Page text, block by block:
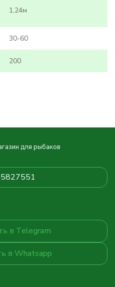
1,24м
30-60
200
для рыбаков
в Telegram
в Whatsapp